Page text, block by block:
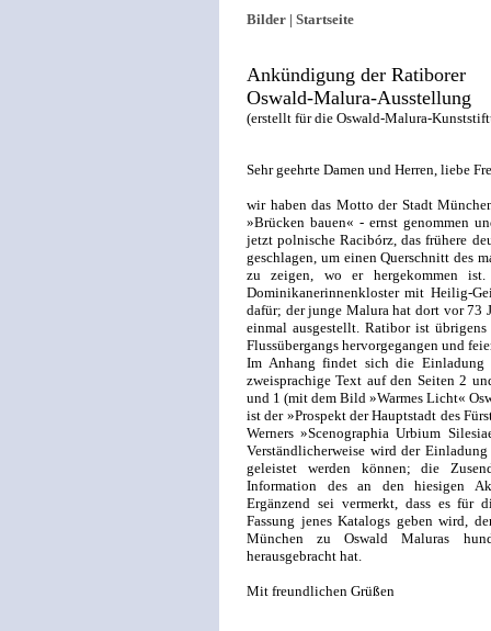
Bilder | Startseite
Ankündigung der Ratiborer
Oswald-Malura-Ausstellung
(erstellt für die Oswald-Malura-
Sehr geehrte Damen und Herren, liebe
wir haben das Motto der Stadt
»Brücken bauen« - ernst genommen
jetzt polnische Racibórz, das frühere
geschlagen, um einen Querschnitt des
zu zeigen, wo er hergekommen
Dominikanerinnenkloster mit Heilig-
dafür; der junge Malura hat dort vor 73
einmal ausgestellt. Ratibor ist
Flussübergangs hervorgegangen und
Im Anhang findet sich die Einladung
zweisprachige Text auf den Seiten 2
und 1 (mit dem Bild »Warmes Licht«
ist der »Prospekt der Hauptstadt des
Werners »Scenographia Urbium
Verständlicherweise wird der
geleistet werden können; die
Information des an den hiesigen
Ergänzend sei vermerkt, dass es für
Fassung jenes Katalogs geben wird,
München zu Oswald Maluras
herausgebracht hat.
Mit freundlichen Grüßen